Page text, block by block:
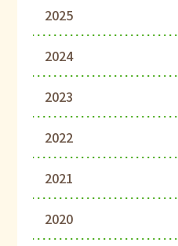
2025
2024
2023
2022
2021
2020